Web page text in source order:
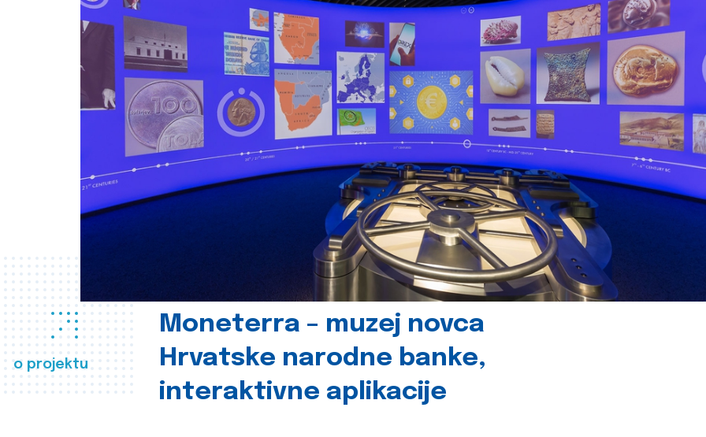
o projektu
Moneterra – muzej novca
Hrvatske narodne banke,
interaktivne aplikacije